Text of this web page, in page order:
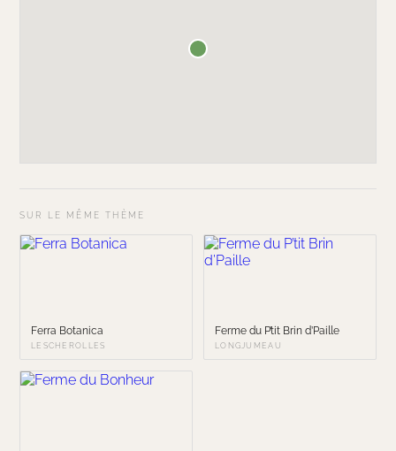
SUR LE MÊME THÈME
Ferra Botanica
LESCHEROLLES
Ferme du P’tit Brin d’Paille
LONGJUMEAU